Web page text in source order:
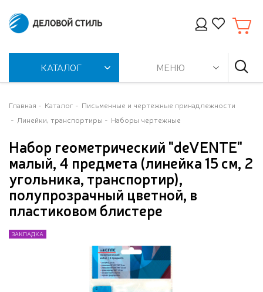
КАТАЛОГ МЕНЮ
Главная Каталог
Письменные и чертежные принадлежности
Линейки, транспортиры
Наборы чертежные
Набор геометрический "deVENTE"
малый, 4 предмета (линейка 15 см, 2
угольника, транспортир),
полупрозрачный цветной, в
пластиковом блистере
ЗАКЛАДКА
ЗАКЛАДКА